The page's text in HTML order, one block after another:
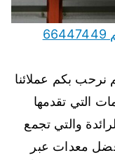
تنظيف دكت التكييف المركزي النسيم 66447449
نرحب بكم عملائنا
التي تقدمها
والتي تجمع
معدات عبر